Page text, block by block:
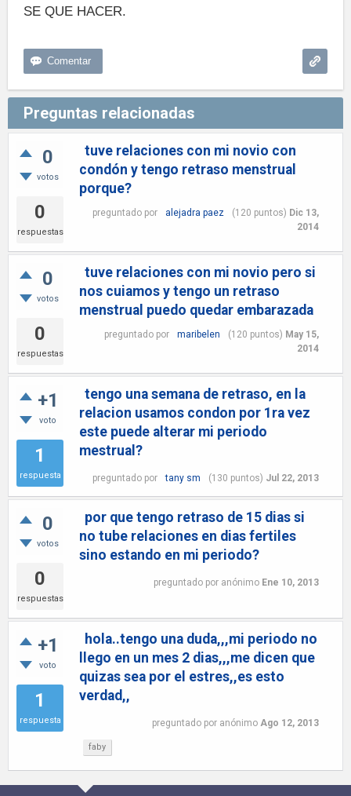
SE QUE HACER.
Preguntas relacionadas
0
votos
0
respuestas
tuve relaciones con mi novio con
condón y tengo retraso menstrual
porque?
preguntado por alejadra paez (120 puntos) Dic 13,
2014
0
votos
0
respuestas
tuve relaciones con mi novio pero si
nos cuiamos y tengo un retraso
menstrual puedo quedar embarazada
preguntado por maribelen (120 puntos) May 15,
2014
+1
voto
1
respuesta
tengo una semana de retraso, en la
relacion usamos condon por 1ra vez
este puede alterar mi periodo
mestrual?
preguntado por tany sm (130 puntos) Jul 22, 2013
0
votos
0
respuestas
por que tengo retraso de 15 dias si
no tube relaciones en dias fertiles
sino estando en mi periodo?
preguntado por anónimo Ene 10, 2013
+1
voto
1
respuesta
hola..tengo una duda,,,mi periodo no
llego en un mes 2 dias,,,me dicen que
quizas sea por el estres,,es esto
verdad,,
preguntado por anónimo Ago 12, 2013
faby